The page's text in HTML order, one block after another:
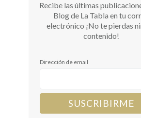
Recibe las últimas
Blog de La Tabla en tu
electrónico ¡No te pierdas
contenido!
Dirección de email